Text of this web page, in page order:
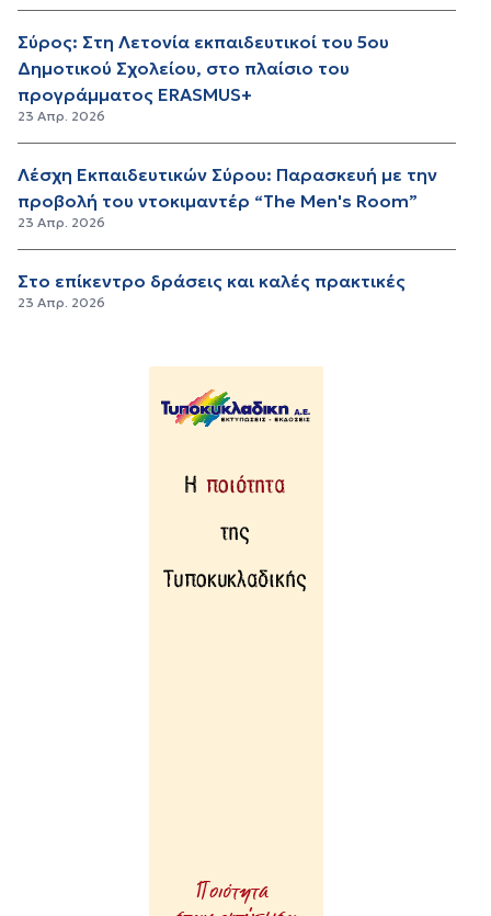
Σύρος: Στη Λετονία εκπαιδευτικοί του 5ου
Δημοτικού Σχολείου, στο πλαίσιο του
προγράμματος ERASMUS+
23 Απρ. 2026
Λέσχη Εκπαιδευτικών Σύρου: Παρασκευή με την
προβολή του ντοκιμαντέρ “The Men's Room”
23 Απρ. 2026
Στο επίκεντρο δράσεις και καλές πρακτικές
23 Απρ. 2026